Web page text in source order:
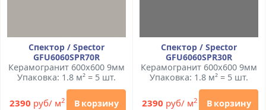
Спектор / Spector
GFU6060SPR70R
Керамогранит 600x600 9мм
Упаковка: 1.8 м² = 5 шт.
2390 руб/ м2 В корзину
Спектор / Spector
GFU6060SPR30R
Керамогранит 600x600 9мм
Упаковка: 1.8 м² = 5 шт.
2390 руб/ м2 В корзину